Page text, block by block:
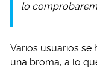
lo
Varios usuarios se
una broma, a lo